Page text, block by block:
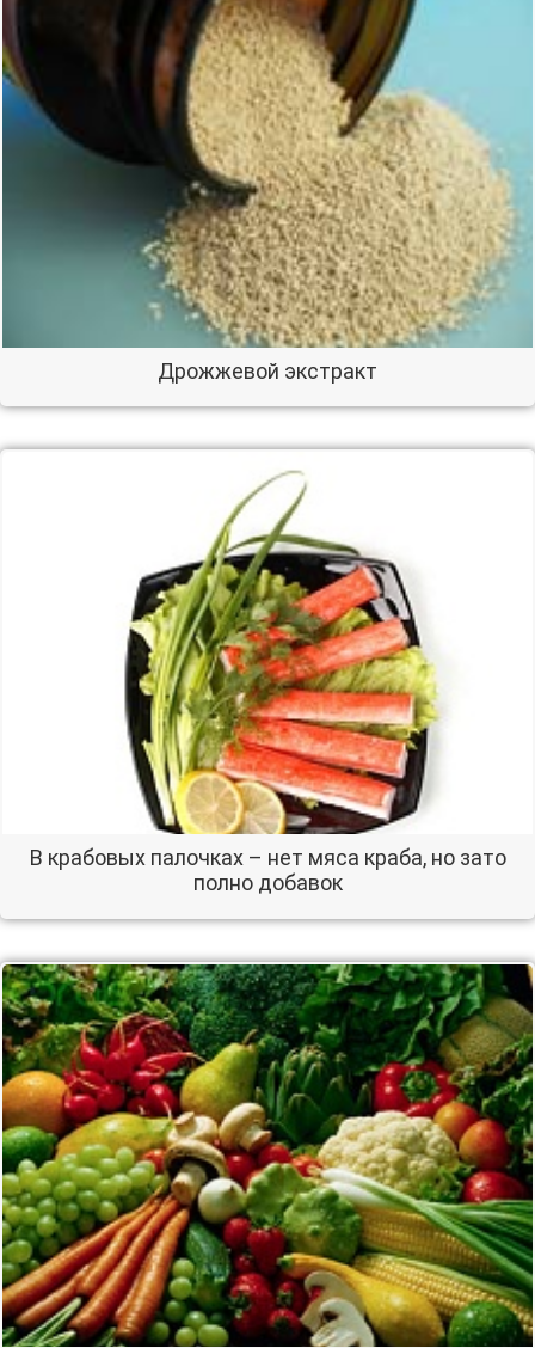
Дрожжевой экстракт
В крабовых палочках – нет мяса краба, но зато
полно добавок